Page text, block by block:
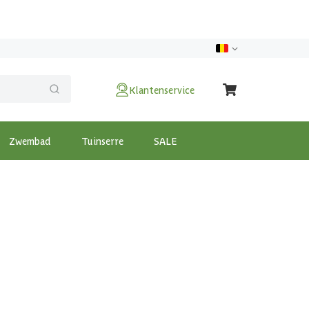
Klantenservice
Zwembad Tuinserre SALE